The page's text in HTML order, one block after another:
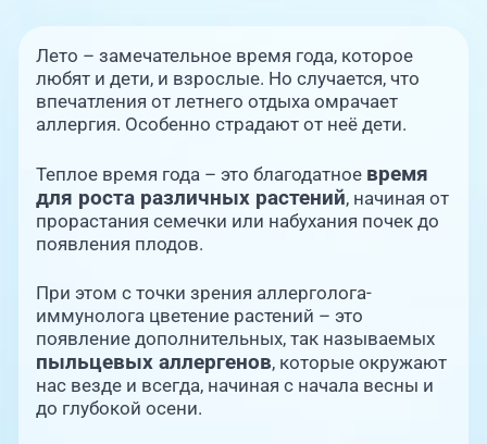
Блог врачей
Новости
Пациентам
+7 (351) 220-00-03
+7 (351) 220-03-03
Центр амбулаторной
онкологической помощи
+7 (7142) 927-003
Справочный телефон для
жителей Казахстана
Лето – замечательное время года, которое
любят и дети, и взрослые. Но случается, что
впечатления от летнего отдыха омрачает
аллергия. Особенно страдают от неё дети.
Теплое время года – это благодатное время
для роста различных растений, начиная от
прорастания семечки или набухания почек до
появления плодов.
При этом с точки зрения аллерголога-
иммунолога цветение растений – это
появление дополнительных, так называемых
пыльцевых аллергенов, которые окружают
нас везде и всегда, начиная с начала весны и
до глубокой осени.